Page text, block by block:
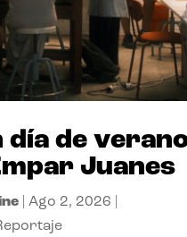
día de
Juanes
| Ago 2, 2026